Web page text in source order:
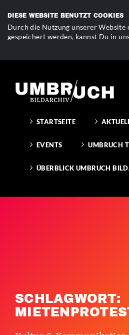
DIESE WEBSITE BENUTZT COOKIES
Durch die Nutzung unserer Website
gespeichert werden, kannst Du in
STARTSEITE
EVENTS UMBRUCH
ÜBERBLICK UMBRUCH
SCHLAGWORT: